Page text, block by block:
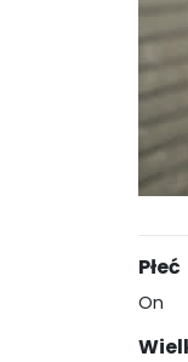
Płeć
On